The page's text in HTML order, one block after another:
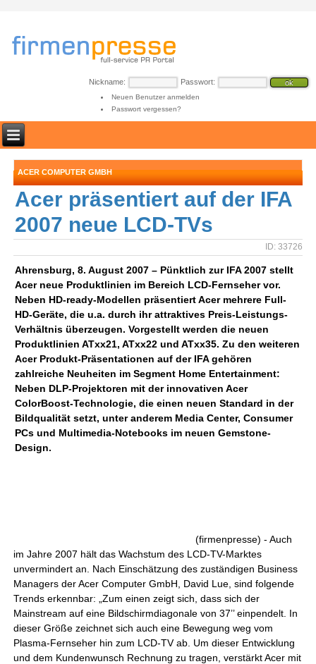
Nickname: Passwort:
Neuen Benutzer anmelden
Passwort vergessen?
ACER COMPUTER GMBH
Acer präsentiert auf der IFA
2007 neue LCD-TVs
ID: 33726
Ahrensburg, 8. August 2007 – Pünktlich zur IFA 2007 stellt
Acer neue Produktlinien im Bereich LCD-Fernseher vor.
Neben HD-ready-Modellen präsentiert Acer mehrere Full-
HD-Geräte, die u.a. durch ihr attraktives Preis-Leistungs-
Verhältnis überzeugen. Vorgestellt werden die neuen
Produktlinien ATxx21, ATxx22 und ATxx35. Zu den weiteren
Acer Produkt-Präsentationen auf der IFA gehören
zahlreiche Neuheiten im Segment Home Entertainment:
Neben DLP-Projektoren mit der innovativen Acer
ColorBoost-Technologie, die einen neuen Standard in der
Bildqualität setzt, unter anderem Media Center, Consumer
PCs und Multimedia-Notebooks im neuen Gemstone-
Design.
(firmenpresse) - Auch
im Jahre 2007 hält das Wachstum des LCD-TV-Marktes
unvermindert an. Nach Einschätzung des zuständigen Business
Managers der Acer Computer GmbH, David Lue, sind folgende
Trends erkennbar: „Zum einen zeigt sich, dass sich der
Mainstream auf eine Bildschirmdiagonale von 37’’ einpendelt. In
dieser Größe zeichnet sich auch eine Bewegung weg vom
Plasma-Fernseher hin zum LCD-TV ab. Um dieser Entwicklung
und dem Kundenwunsch Rechnung zu tragen, verstärkt Acer mit